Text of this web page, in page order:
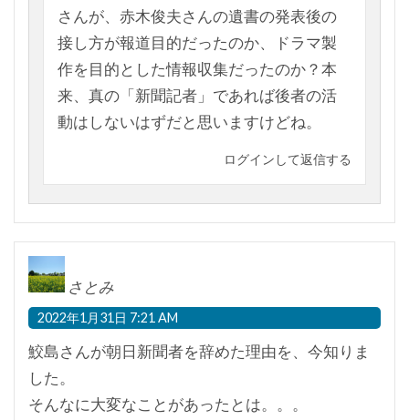
さんが、赤木俊夫さんの遺書の発表後の
接し方が報道目的だったのか、ドラマ製
作を目的とした情報収集だったのか？本
来、真の「新聞記者」であれば後者の活
動はしないはずだと思いますけどね。
ログインして返信する
さとみ
2022年1月31日 7:21 AM
鮫島さんが朝日新聞者を辞めた理由を、今知りま
した。
そんなに大変なことがあったとは。。。